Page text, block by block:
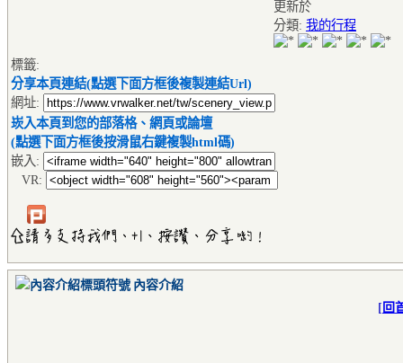
更新於
分類: 我的行程
標籤:
分享本頁連結(點選下面方框後複製連結Url)
網址:
崁入本頁到您的部落格、網頁或論壇
(點選下面方框後按滑鼠右鍵複製html碼)
嵌入:
VR:
內容介紹
[ 回